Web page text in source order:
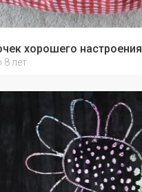
хорошего настроения
8 лет